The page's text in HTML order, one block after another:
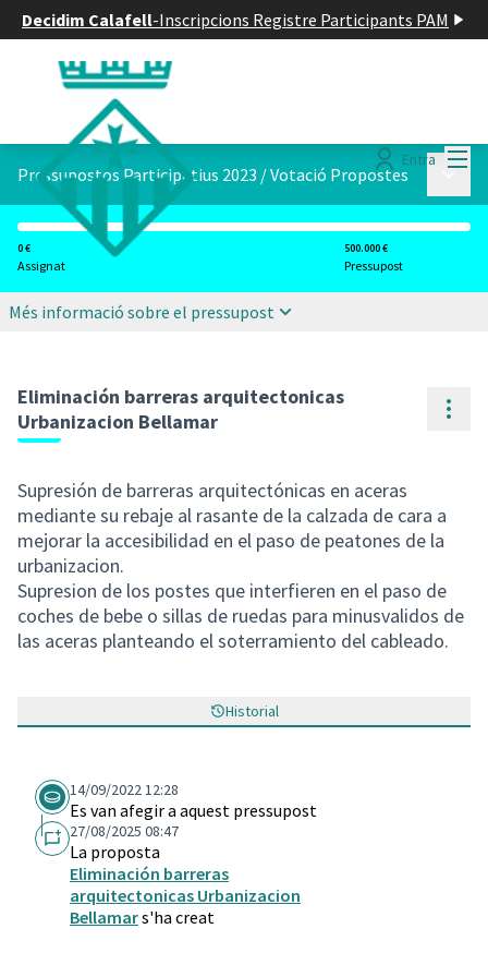
Decidim Calafell-Inscripcions Registre Participants PAM
Entra
Pressupostos Participatius 2023 /Votació Propostes
0 €
Assignat
500.000 €
Pressupost
Més informació sobre el pressupost
Eliminación barreras arquitectonicas
Urbanizacion Bellamar
Supresión de barreras arquitectónicas en aceras
mediante su rebaje al rasante de la calzada de cara a
mejorar la accesibilidad en el paso de peatones de la
urbanizacion.
Supresion de los postes que interfieren en el paso de
coches de bebe o sillas de ruedas para minusvalidos de
las aceras planteando el soterramiento del cableado.
Historial
14/09/2022 12:28
Es van afegir a aquest pressupost
27/08/2025 08:47
La proposta
Eliminación barreras
arquitectonicas Urbanizacion
Bellamars'ha creat